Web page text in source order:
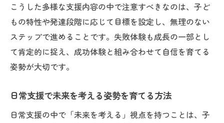
支援員が担う未来づくりへの貢献と工夫
こうした多様な支援内容の中で注意すべきなのは、子ど
もの特性や発達段階に応じて目標を設定し、無理のない
ステップで進めることです。失敗体験も成長の一部とし
て肯定的に捉え、成功体験と組み合わせて自信を育てる
姿勢が大切です。
日常支援で未来を考える姿勢を育てる方法
日常支援の中で「未来を考える」視点を持つことは、子